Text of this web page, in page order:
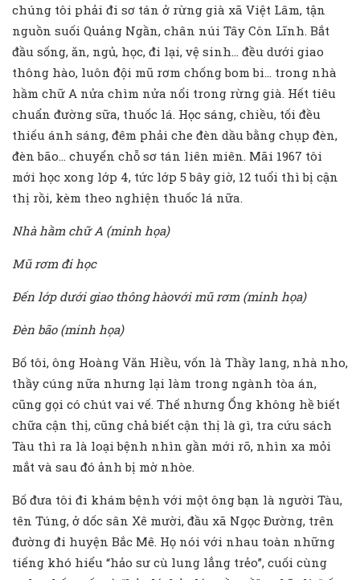
chúng tôi phải đi sơ tán ở rừng già xã Việt Lâm, tận
nguồn suối Quảng Ngần, chân núi Tây Côn Lĩnh. Bắt
đầu sống, ăn, ngủ, học, đi lại, vệ sinh… đều dưới giao
thông hào, luôn đội mũ rơm chống bom bi… trong nhà
hầm chữ A nửa chìm nửa nổi trong rừng già. Hết tiêu
chuẩn đường sữa, thuốc lá. Học sáng, chiều, tối đều
thiếu ánh sáng, đêm phải che đèn dầu bằng chụp đèn,
đèn bão… chuyển chỗ sơ tán liên miên. Mãi 1967 tôi
mới học xong lớp 4, tức lớp 5 bây giờ, 12 tuổi thì bị cận
thị rồi, kèm theo nghiện thuốc lá nữa.
Nhà hầm chữ A (minh họa)
Mũ rơm đi học
Đến lớp dưới giao thông hàovới mũ rơm (minh họa)
Đèn bão (minh họa)
Bố tôi, ông Hoàng Văn Hiều, vốn là Thầy lang, nhà nho,
thầy cúng nữa nhưng lại làm trong ngành tòa án,
cũng gọi có chút vai vế. Thế nhưng Ổng không hề biết
chữa cận thị, cũng chả biết cận thị là gì, tra cứu sách
Tàu thì ra là loại bệnh nhìn gần mới rõ, nhìn xa mỏi
mắt và sau đó ảnh bị mờ nhòe.
Bố đưa tôi đi khám bệnh với một ông bạn là người Tàu,
tên Túng, ở dốc sân Xê mười, đầu xã Ngọc Đường, trên
đường đi huyện Bắc Mê. Họ nói với nhau toàn những
tiếng khó hiểu “hảo sư cù lung lẳng trẻo”, cuối cùng